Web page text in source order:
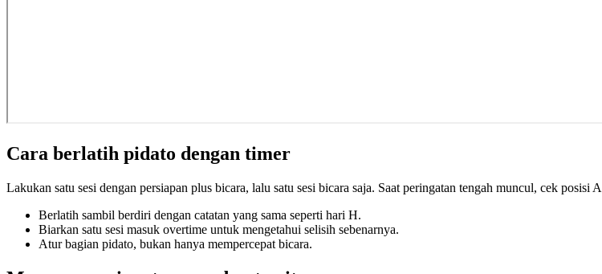
Cara berlatih pidato dengan timer
Lakukan satu sesi dengan persiapan plus bicara, lalu satu sesi bicara saja. Saat peringatan tengah muncul, cek posisi
Berlatih sambil berdiri dengan catatan yang sama seperti hari H.
Biarkan satu sesi masuk overtime untuk mengetahui selisih sebenarnya.
Atur bagian pidato, bukan hanya mempercepat bicara.